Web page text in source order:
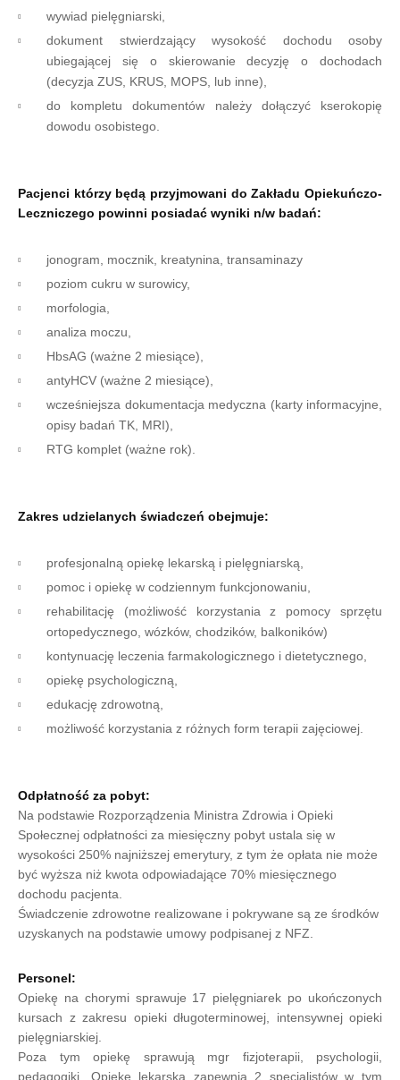
wywiad pielęgniarski,
dokument stwierdzający wysokość dochodu osoby
ubiegającej się o skierowanie decyzję o dochodach
(decyzja ZUS, KRUS, MOPS, lub inne),
do kompletu dokumentów należy dołączyć kserokopię
dowodu osobistego.
Pacjenci którzy będą przyjmowani do Zakładu Opiekuńczo-
Leczniczego powinni posiadać wyniki n/w badań:
jonogram, mocznik, kreatynina, transaminazy
poziom cukru w surowicy,
morfologia,
analiza moczu,
HbsAG (ważne 2 miesiące),
antyHCV (ważne 2 miesiące),
wcześniejsza dokumentacja medyczna (karty informacyjne,
opisy badań TK, MRI),
RTG komplet (ważne rok).
Zakres udzielanych świadczeń obejmuje:
profesjonalną opiekę lekarską i pielęgniarską,
pomoc i opiekę w codziennym funkcjonowaniu,
rehabilitację (możliwość korzystania z pomocy sprzętu
ortopedycznego, wózków, chodzików, balkoników)
kontynuację leczenia farmakologicznego i dietetycznego,
opiekę psychologiczną,
edukację zdrowotną,
możliwość korzystania z różnych form terapii zajęciowej.
Odpłatność za pobyt:
Na podstawie Rozporządzenia Ministra Zdrowia i Opieki
Społecznej odpłatności za miesięczny pobyt ustala się w
wysokości 250% najniższej emerytury, z tym że opłata nie może
być wyższa niż kwota odpowiadające 70% miesięcznego
dochodu pacjenta.
Świadczenie zdrowotne realizowane i pokrywane są ze środków
uzyskanych na podstawie umowy podpisanej z NFZ.
Personel:
Opiekę na chorymi sprawuje 17 pielęgniarek po ukończonych
kursach z zakresu opieki długoterminowej, intensywnej opieki
pielęgniarskiej.
Poza tym opiekę sprawują mgr fizjoterapii, psychologii,
pedagogiki. Opiekę lekarską zapewnia 2 specjalistów w tym